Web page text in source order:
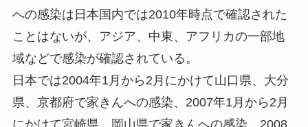
への感染は日本国内では2010年時点で確認された
ことはないが、アジア、中東、アフリカの一部地
域などで感染が確認されている。
日本では2004年1月から2月にかけて山口県、大分
県、京都府で家きんへの感染、2007年1月から2月
にかけて宮崎県、岡山県で家きんへの感染、2008